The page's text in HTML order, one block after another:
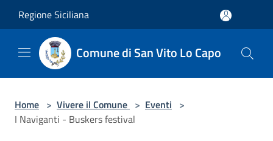
Regione Siciliana
Comune di San Vito Lo Capo
Home > Vivere il Comune > Eventi >
I Naviganti - Buskers festival